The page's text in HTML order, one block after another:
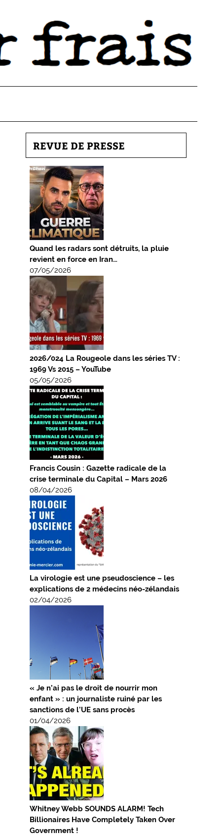
REVUE DE PRESSE
Quand les radars sont détruits, la pluie
revient en force en Iran…
07/05/2026
2026/024 La Rougeole dans les séries TV :
1969 Vs 2015 – YouTube
05/05/2026
Francis Cousin : Gazette radicale de la
crise terminale du Capital – Mars 2026
08/04/2026
La virologie est une pseudoscience – les
explications de 2 médecins néo-zélandais
02/04/2026
« Je n’ai pas le droit de nourrir mon
enfant » : un journaliste ruiné par les
sanctions de l’UE sans procès
01/04/2026
Whitney Webb SOUNDS ALARM! Tech
Billionaires Have Completely Taken Over
Government !